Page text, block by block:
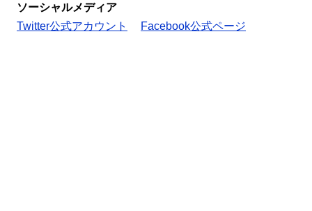
ソーシャルメディア
Twitter公式アカウント
Facebook公式ページ